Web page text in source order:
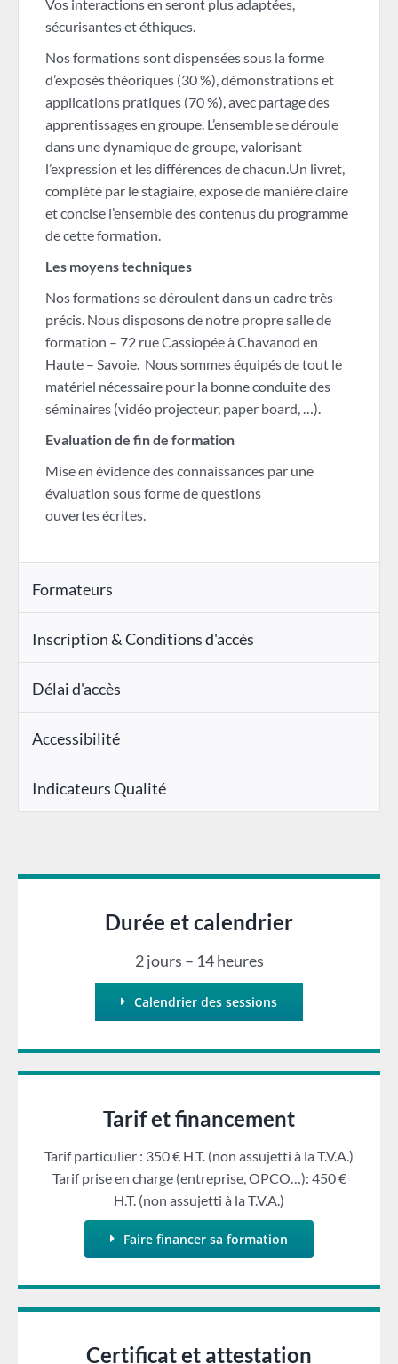
Vos interactions en seront plus adaptées,
sécurisantes et éthiques.
Nos formations sont dispensées sous la forme
d’exposés théoriques (30 %), démonstrations et
applications pratiques (70 %), avec partage des
apprentissages en groupe. L’ensemble se déroule
dans une dynamique de groupe, valorisant
l’expression et les différences de chacun.Un livret,
complété par le stagiaire, expose de manière claire
et concise l’ensemble des contenus du programme
de cette formation.
Les moyens techniques
Nos formations se déroulent dans un cadre très
précis. Nous disposons de notre propre salle de
formation – 72 rue Cassiopée à Chavanod en
Haute – Savoie. Nous sommes équipés de tout le
matériel nécessaire pour la bonne conduite des
séminaires (vidéo projecteur, paper board, …).
Evaluation de fin de formation
Mise en évidence des connaissances par une
évaluation sous forme de questions
ouvertes écrites.
Formateurs
Inscription & Conditions d'accès
Délai d'accès
Accessibilité
Indicateurs Qualité
Durée et calendrier
2 jours – 14 heures
Calendrier des sessions
Tarif et financement
Tarif particulier : 350 € H.T. (non assujetti à la T.V.A.)
Tarif prise en charge (entreprise, OPCO…): 450 €
H.T. (non assujetti à la T.V.A.)
Faire financer sa formation
Certificat et attestation